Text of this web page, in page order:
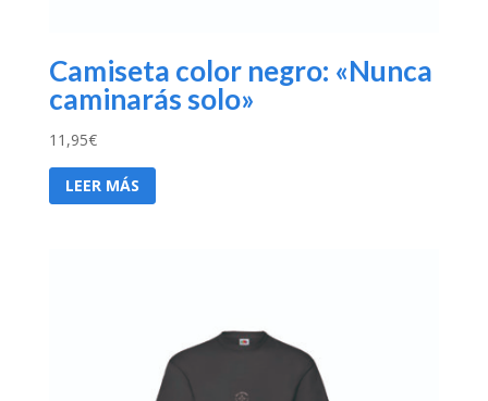
Camiseta color negro: «Nunca
caminarás solo»
11,95€
LEER MÁS